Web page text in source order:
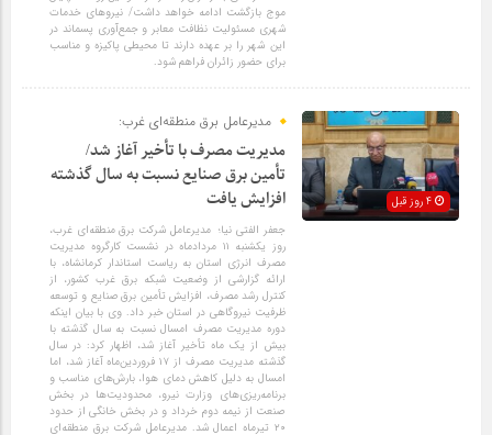
موج بازگشت ادامه خواهد داشت/ نیروهای خدمات
شهری مسئولیت نظافت معابر و جمع‌آوری پسماند در
این شهر را بر عهده دارند تا محیطی پاکیزه و مناسب
برای حضور زائران فراهم شود.
مدیرعامل برق منطقه‌ای غرب:
مدیریت مصرف با تأخیر آغاز شد/
تأمین برق صنایع نسبت به سال گذشته
افزایش یافت
جعفر الفتی نیا؛ مدیرعامل شرکت برق منطقه‌ای غرب،
روز یکشنبه ۱۱ مردادماه در نشست کارگروه مدیریت
مصرف انرژی استان به ریاست استاندار کرمانشاه، با
ارائه گزارشی از وضعیت شبکه برق غرب کشور، از
کنترل رشد مصرف، افزایش تأمین برق صنایع و توسعه
ظرفیت نیروگاهی در استان خبر داد. وی با بیان اینکه
دوره مدیریت مصرف امسال نسبت به سال گذشته با
بیش از یک ماه تأخیر آغاز شد، اظهار کرد: در سال
گذشته مدیریت مصرف از ۱۷ فروردین‌ماه آغاز شد، اما
امسال به دلیل کاهش دمای هوا، بارش‌های مناسب و
برنامه‌ریزی‌های وزارت نیرو، محدودیت‌ها در بخش
صنعت از نیمه دوم خرداد و در بخش خانگی از حدود
۲۰ تیرماه اعمال شد. مدیرعامل شرکت برق منطقه‌ای